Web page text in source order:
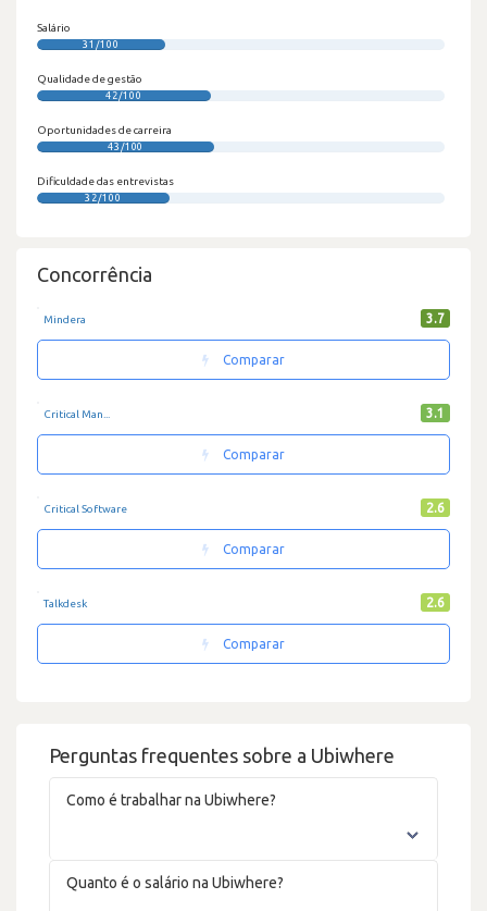
Perguntas frequentes sobre a Ubiwhere
Como é trabalhar na Ubiwhere?
Quanto é o salário na Ubiwhere?
Salário
31/100
Qualidade de gestão
42/100
Oportunidades de carreira
43/100
Dificuldade das entrevistas
32/100
Concorrência
Mindera 3.7
Comparar
Critical Man... 3.1
Comparar
Critical Software 2.6
Comparar
Talkdesk 2.6
Comparar